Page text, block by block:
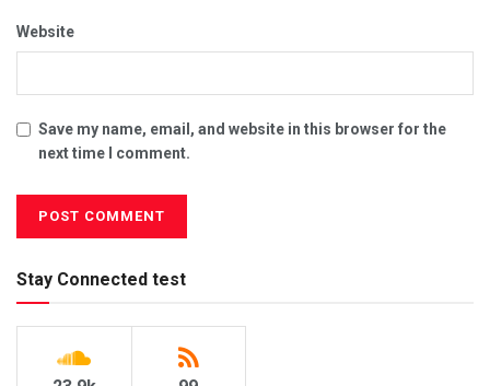
Website
Save my name, email, and website in this browser for the
next time I comment.
Stay Connected test